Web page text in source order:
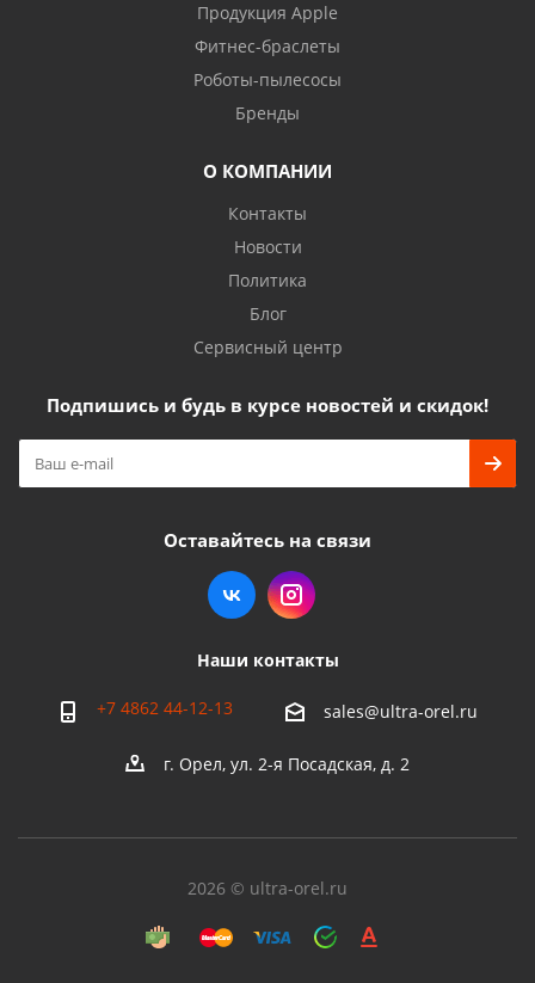
Продукция Apple
Фитнес-браслеты
Роботы-пылесосы
Бренды
О КОМПАНИИ
Контакты
Новости
Политика
Блог
Сервисный центр
Подпишись и будь в курсе новостей и скидок!
Оставайтесь на связи
Наши контакты
+7 4862 44-12-13 sales@ultra-orel.ru
г. Орел, ул. 2-я Посадская, д. 2
2026 © ultra-orel.ru